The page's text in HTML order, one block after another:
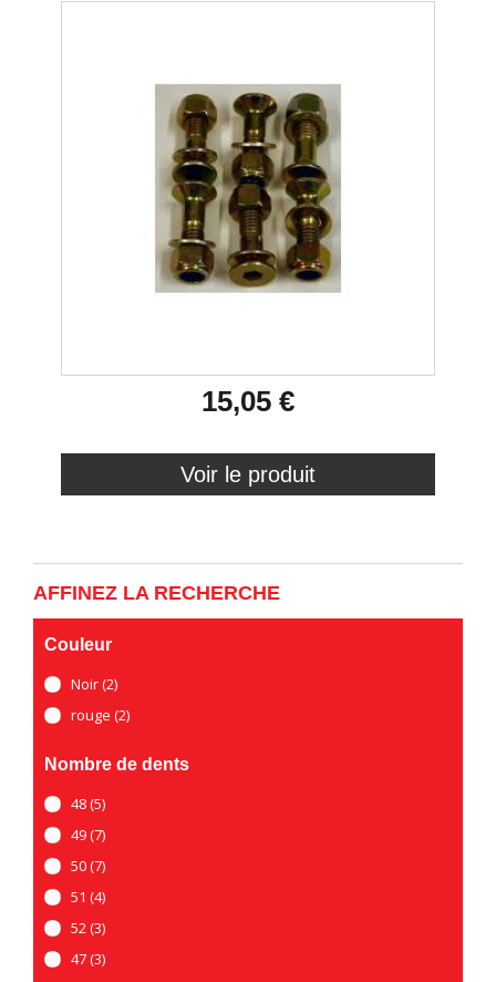
15,05 €
Voir le produit
AFFINEZ LA RECHERCHE
Couleur
Noir(2)
rouge (2)
Nombre de dents
48(5)
49(7)
50(7)
51 (4)
52(3)
47(3)